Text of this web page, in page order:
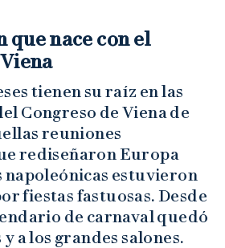
nace con el
tienen su raíz en las
Congreso de Viena de
reuniones
rediseñaron Europa
napoleónicas estuvieron
fiestas fastuosas. Desde
de carnaval quedó
a los grandes salones.